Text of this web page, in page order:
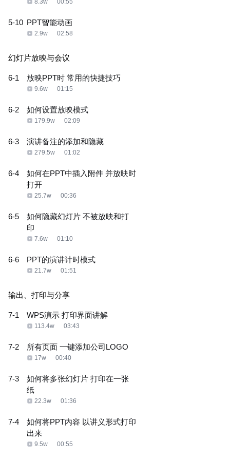
8.3w 00:55
5-10 PPT智能动画
2.9w 02:58
幻灯片放映与会议
6-1 放映PPT时 常用的快捷技巧
9.6w 01:15
6-2 如何设置放映模式
179.9w 02:09
6-3 演讲备注的添加和隐藏
279.5w 01:02
6-4
如何在PPT中插入附件 并放映时
打开
25.7w 00:36
6-5
如何隐藏幻灯片 不被放映和打
印
7.6w 01:10
6-6 PPT的演讲计时模式
21.7w 01:51
输出、打印与分享
7-1 WPS演示 打印界面讲解
113.4w 03:43
7-2 所有页面 一键添加公司LOGO
17w 00:40
7-3
如何将多张幻灯片 打印在一张
纸
22.3w 01:36
7-4
如何将PPT内容 以讲义形式打印
出来
9.5w 00:55